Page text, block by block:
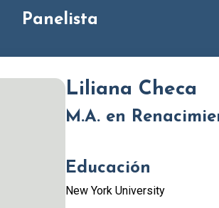
Panelista
Liliana Checa
M.A. en
Educación
New York University